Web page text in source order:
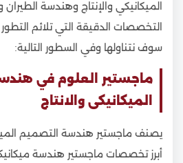
الميكانيكي والإنتاج وهندسة
التخصصات الدقيقة التي تلائم
سوف نتناولها وفي السطور التالية:
ماجستير العلوم في
الميكانيكى والانتاج
يصنف ماجستير هندسة التصميم
أبرز تخصصات ماجستير هندسة